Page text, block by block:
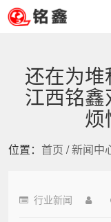
还在为堆
江西铭
烦
位置： 首页 /新闻中
行业新闻